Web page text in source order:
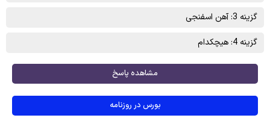
گزینه 3: آهن اسفنجی
گزینه 4: هیچکدام
مشاهده پاسخ
بورس در روزنامه